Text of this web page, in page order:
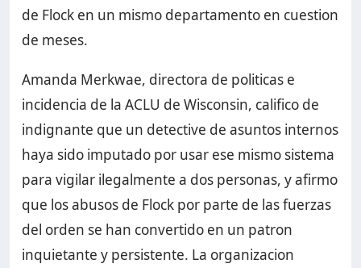
de Flock en un mismo departamento en cuestion
de meses.
Amanda Merkwae, directora de politicas e
incidencia de la ACLU de Wisconsin, califico de
indignante que un detective de asuntos internos
haya sido imputado por usar ese mismo sistema
para vigilar ilegalmente a dos personas, y afirmo
que los abusos de Flock por parte de las fuerzas
del orden se han convertido en un patron
inquietante y persistente. La organizacion